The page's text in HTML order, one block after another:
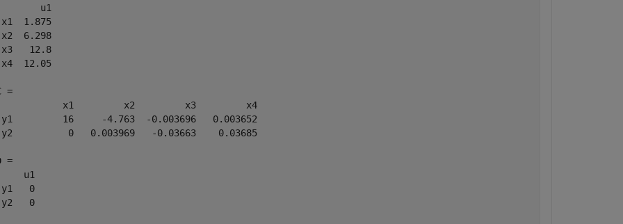
u1
1.875
6.298
12.8
12.05
=
x1         x2         x3         x4
16     -4.763  -0.003696   0.003652
0   0.003969   -0.03663    0.03685
=
u1
0
0